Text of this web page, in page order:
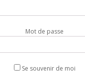
Mot de passe
Se souvenir de moi